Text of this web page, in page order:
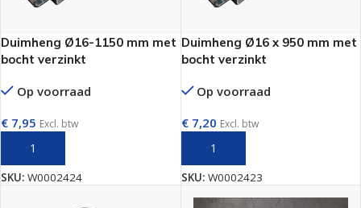
Duimheng Ø16-1150 mm met
bocht verzinkt
Op voorraad
€ 7,95 Excl. btw
SKU: W0002424
Duimheng Ø16 x 950 mm met
bocht verzinkt
Op voorraad
€7,20 Excl. btw
SKU: W0002423